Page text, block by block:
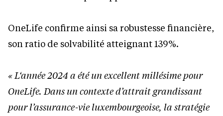
OneLife confirme ainsi sa robustesse financière,
son ratio de solvabilité atteignant 139%.
« L‘année 2024 a été un excellent millésime pour
OneLife. Dans un contexte d’attrait grandissant
pour l’assurance-vie luxembourgeoise, la stratégie